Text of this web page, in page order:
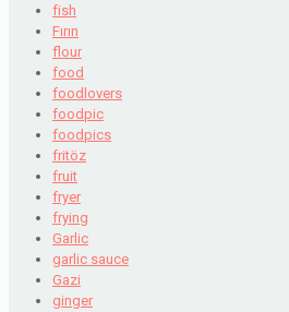
fish
Fırın
flour
food
foodlovers
foodpic
foodpics
fritöz
fruit
fryer
frying
Garlic
garlic sauce
Gazi
ginger